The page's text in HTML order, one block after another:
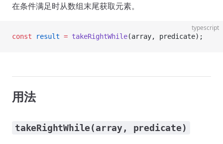
在条件满足时从数组末尾获取元素。
typescript
const result = takeRightWhile(array, predicate);
用法
takeRightWhile(array, predicate)